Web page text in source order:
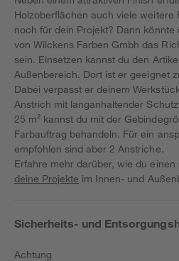
Holzoberflächen auch viele weitere
noch für dein Projekt? Dann könnte
von Wilckens Farben Gmbh das
sein. Einsetzen kannst du den
Außenbereich. Dort ist er geeignet
Dabei verpasst er deinem
Anstrich mit langanhaltender
25 m² kannst du mit der
Farbauftrag behandeln. Für ein
empfohlen sind aber 2 Anstriche.
Erfahre mehr darüber, wie du einen
deine Projekte im Innen- und
Sicherheits- und
Achtung